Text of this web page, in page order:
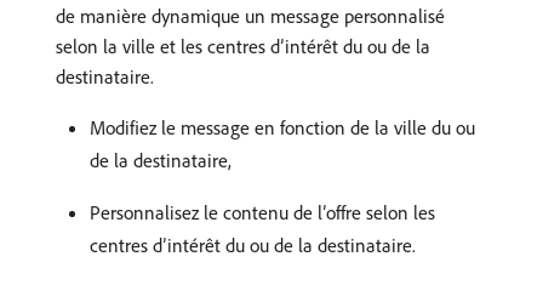
de manière dynamique un message personnalisé
selon la ville et les centres d’intérêt du ou de la
destinataire.
Modifiez le message en fonction de la ville du ou
de la destinataire,
Personnalisez le contenu de l’offre selon les
centres d’intérêt du ou de la destinataire.